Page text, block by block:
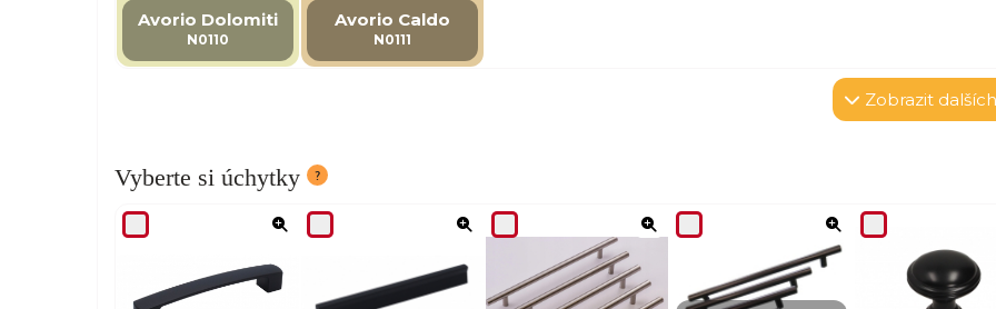
Avorio Dolomiti
N0110
Avorio Caldo
N0111
Zobrazit
Vyberte si úchytky